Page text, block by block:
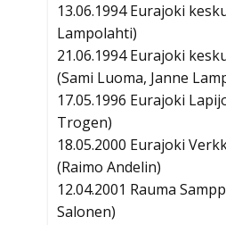
13.06.1994 Eurajoki
Lampolahti)
21.06.1994 Eurajoki
(Sami Luoma, Janne
17.05.1996 Eurajoki
Trogen)
18.05.2000 Eurajoki
(Raimo Andelin)
12.04.2001 Rauma
Salonen)